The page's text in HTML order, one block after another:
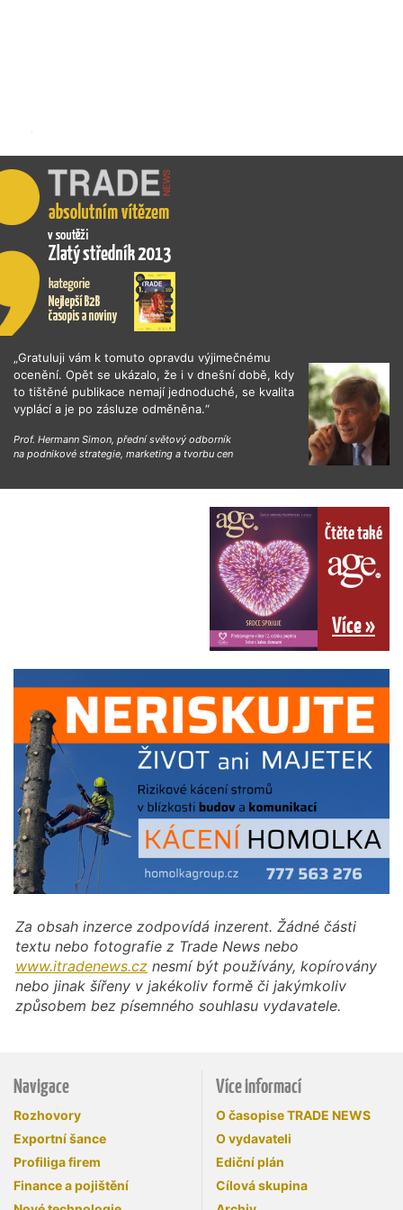
„Gratuluji vám k tomuto opravdu výjimečnému
ocenění. Opět se ukázalo, že i v dnešní době, kdy
to tištěné publikace nemají jednoduché, se kvalita
vyplácí a je po zásluze odměněna.“
Prof. Hermann Simon, přední světový odborník
na podnikové strategie, marketing a tvorbu cen
Čtěte také
Více »
Za obsah inzerce zodpovídá inzerent. Žádné části
textu nebo fotografie z Trade News nebo
www.itradenews.cz nesmí být používány, kopírovány
nebo jinak šířeny v jakékoliv formě či jakýmkoliv
způsobem bez písemného souhlasu vydavatele.
Navigace
Rozhovory
Exportní šance
Profiliga firem
Finance a pojištění
Více informací
O časopise TRADE NEWS
O vydavateli
Ediční plán
Cílová skupina